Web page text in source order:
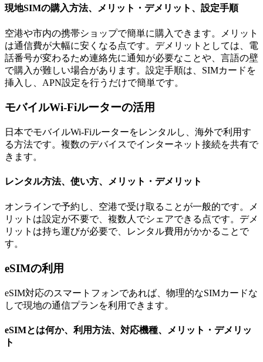
現地SIMの購入方法、メリット・デメリット、設定手順
空港や市内の携帯ショップで簡単に購入できます。メリット
は通信費が大幅に安くなる点です。デメリットとしては、電
話番号が変わるため連絡先に通知が必要なことや、言語の壁
で購入が難しい場合があります。設定手順は、SIMカードを
挿入し、APN設定を行うだけで簡単です。
モバイルWi-Fiルーターの活用
日本でモバイルWi-Fiルーターをレンタルし、海外で利用す
る方法です。複数のデバイスでインターネット接続を共有で
きます。
レンタル方法、使い方、メリット・デメリット
オンラインで予約し、空港で受け取ることが一般的です。メ
リットは設定が不要で、複数人でシェアできる点です。デメ
リットは持ち運びが必要で、レンタル費用がかかることで
す。
eSIMの利用
eSIM対応のスマートフォンであれば、物理的なSIMカードな
しで現地の通信プランを利用できます。
eSIMとは何か、利用方法、対応機種、メリット・デメリッ
ト